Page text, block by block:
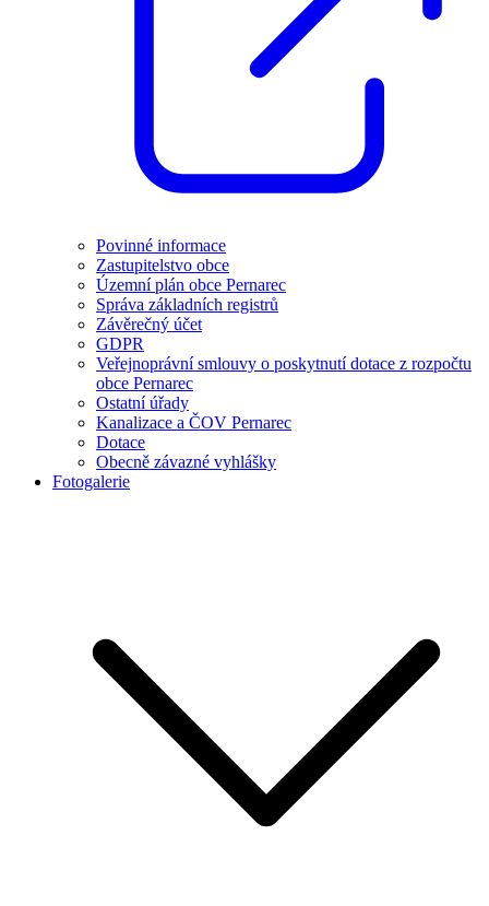
Povinné informace
Zastupitelstvo obce
Územní plán obce Pernarec
Správa základních registrů
Závěrečný účet
GDPR
Veřejnoprávní smlouvy o poskytnutí dotace z rozpočtu
obce Pernarec
Ostatní úřady
Kanalizace a ČOV Pernarec
Dotace
Obecně závazné vyhlášky
Fotogalerie